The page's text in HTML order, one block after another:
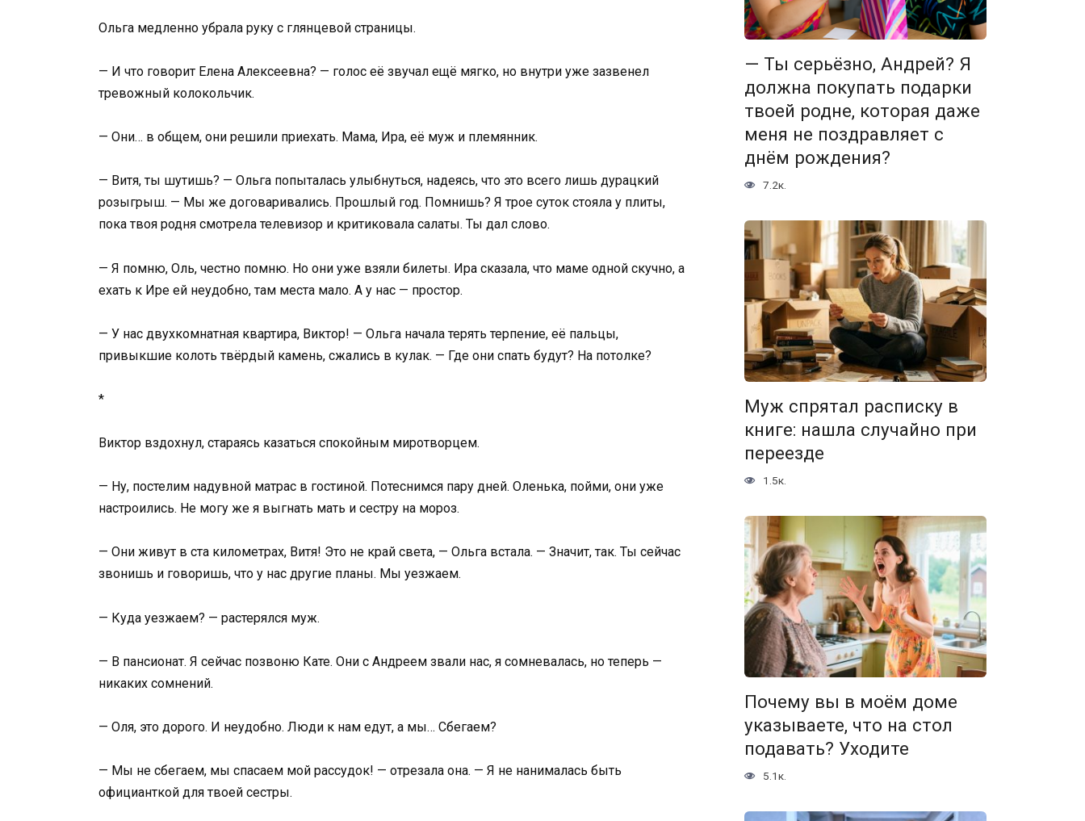
Ольга медленно убрала руку с глянцевой страницы.
— И что говорит Елена Алексеевна? — голос её звучал ещё мягко, но внутри уже зазвенел
тревожный колокольчик.
— Они… в общем, они решили приехать. Мама, Ира, её муж и племянник.
— Витя, ты шутишь? — Ольга попыталась улыбнуться, надеясь, что это всего лишь дурацкий
розыгрыш. — Мы же договаривались. Прошлый год. Помнишь? Я трое суток стояла у плиты,
пока твоя родня смотрела телевизор и критиковала салаты. Ты дал слово.
— Я помню, Оль, честно помню. Но они уже взяли билеты. Ира сказала, что маме одной скучно, а
ехать к Ире ей неудобно, там места мало. А у нас — простор.
— У нас двухкомнатная квартира, Виктор! — Ольга начала терять терпение, её пальцы,
привыкшие колоть твёрдый камень, сжались в кулак. — Где они спать будут? На потолке?
*
Виктор вздохнул, стараясь казаться спокойным миротворцем.
— Ну, постелим надувной матрас в гостиной. Потеснимся пару дней. Оленька, пойми, они уже
настроились. Не могу же я выгнать мать и сестру на мороз.
— Они живут в ста километрах, Витя! Это не край света, — Ольга встала. — Значит, так. Ты сейчас
звонишь и говоришь, что у нас другие планы. Мы уезжаем.
— Куда уезжаем? — растерялся муж.
— В пансионат. Я сейчас позвоню Кате. Они с Андреем звали нас, я сомневалась, но теперь —
никаких сомнений.
— Оля, это дорого. И неудобно. Люди к нам едут, а мы… Сбегаем?
— Мы не сбегаем, мы спасаем мой рассудок! — отрезала она. — Я не нанималась быть
официанткой для твоей сестры.
— Ты серьёзно, Андрей? Я
должна покупать подарки
твоей родне, которая даже
меня не поздравляет с
днём рождения?
7.2к.
Муж спрятал расписку в
книге: нашла случайно при
переезде
1.5к.
Почему вы в моём доме
указываете, что на стол
подавать? Уходите
5.1к.